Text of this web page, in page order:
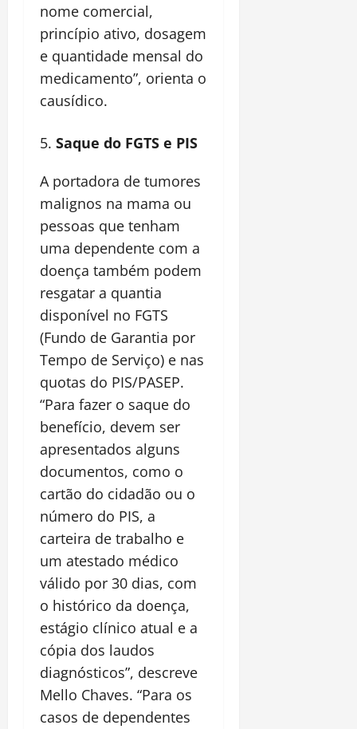
nome comercial,
princípio ativo, dosagem
e quantidade mensal do
medicamento”, orienta o
causídico.
Saque do FGTS e PIS
A portadora de tumores
malignos na mama ou
pessoas que tenham
uma dependente com a
doença também podem
resgatar a quantia
disponível no FGTS
(Fundo de Garantia por
Tempo de Serviço) e nas
quotas do PIS/PASEP.
“Para fazer o saque do
benefício, devem ser
apresentados alguns
documentos, como o
cartão do cidadão ou o
número do PIS, a
carteira de trabalho e
um atestado médico
válido por 30 dias, com
o histórico da doença,
estágio clínico atual e a
cópia dos laudos
diagnósticos”, descreve
Mello Chaves. “Para os
casos de dependentes